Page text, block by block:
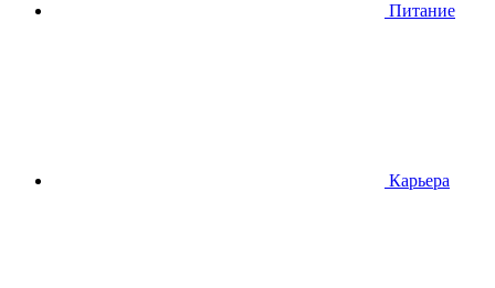
Питание
Карьера